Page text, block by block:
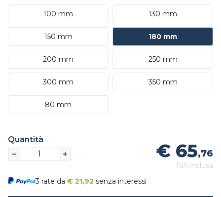
100 mm 130 mm
150 mm 180 mm
200 mm 250 mm
300 mm 350 mm
80 mm
Quantità
€ 65,76
IVA inclusa
3 rate da € 21,92 senza interessi